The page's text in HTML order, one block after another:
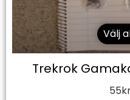
Välj
Trekrok
55